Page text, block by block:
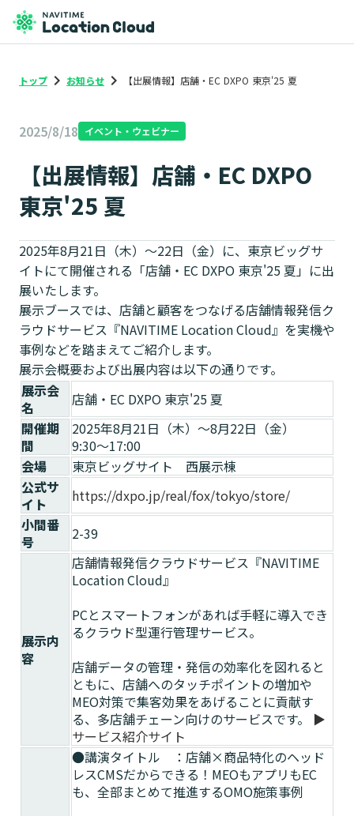
トップ keyboard_arrow_right お知らせ keyboard_arrow_right 【出展情報】店舗・EC DXPO 東京'25 夏
2025/8/18 イベント・ウェビナー
【出展情報】店舗・EC DXPO
東京'25 夏
2025年8月21日（木）～22日（金）に、東京ビッグサ
イトにて開催される「店舗・EC DXPO 東京'25 夏」に出
展いたします。
展示ブースでは、店舗と顧客をつなげる店舗情報発信ク
ラウドサービス『NAVITIME Location Cloud』を実機や
事例などを踏まえてご紹介します。
展示会概要および出展内容は以下の通りです。
展示会
名
店舗・EC DXPO 東京'25 夏
開催期
間
2025年8月21日（木）～8月22日（金）
9:30〜17:00
会場
東京ビッグサイト 西展示棟
公式サ
イト
https://dxpo.jp/real/fox/tokyo/store/
小間番
号
2-39
展示内
容
店舗情報発信クラウドサービス『NAVITIME
Location Cloud』
PCとスマートフォンがあれば手軽に導入でき
るクラウド型運行管理サービス。
店舗データの管理・発信の効率化を図れると
ともに、店舗へのタッチポイントの増加や
MEO対策で集客効果をあげることに貢献す
る、多店舗チェーン向けのサービスです。 ▶
サービス紹介サイト
●講演タイトル ：店舗×商品特化のヘッド
レスCMSだからできる！MEOもアプリもEC
も、全部まとめて推進するOMO施策事例